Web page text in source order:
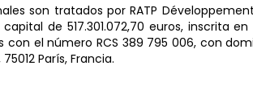
son tratados por RATP
de 517.301.072,70 euros, inscrita en
con el número RCS 389 795 006, con
París, Francia.